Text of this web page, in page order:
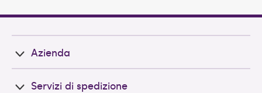
Azienda
Servizi di spedizione